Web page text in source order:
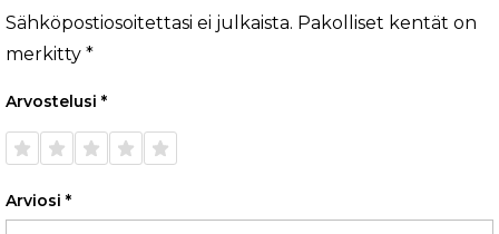
Sähköpostiosoitettasi ei julkaista. Pakolliset kentät on
merkitty *
Arvostelusi *
1/5
tähteä
2/5
tähteä
3/5
tähteä
4/5
tähteä
5/5
tähteä
Arviosi *